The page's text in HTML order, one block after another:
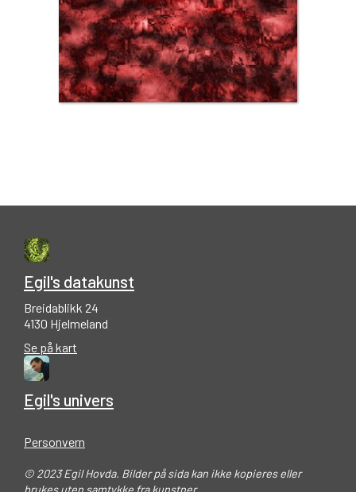
Egil's datakunst
Breidablikk 24
4130 Hjelmeland
Se på kart
Egil's univers
Personvern
© 2023 Egil Hovda. Bilder på sida kan ikke kopieres eller